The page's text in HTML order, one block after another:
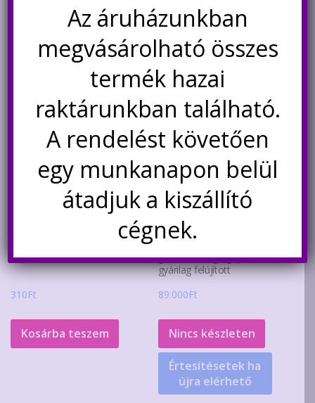
Értesítésetek ha
újra elérhető
Analóg mágneses Hall szenzor
modul KY-035
310Ft
Kosárba teszem
gravírozó-vágó gép, 6W,
gyárilag felújított
89.000Ft
Nincs készleten
Értesítésetek ha
újra elérhető
Az áruházunkban
megvásárolható összes
termék hazai
raktárunkban található.
A rendelést követően
egy munkanapon belül
átadjuk a kiszállító
cégnek.